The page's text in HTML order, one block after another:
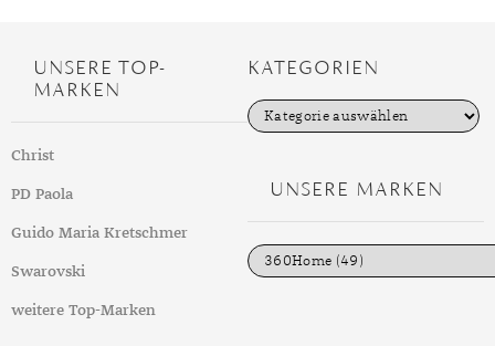
UNSERE TOP-
MARKEN
Christ
PD Paola
Guido Maria Kretschmer
Swarovski
weitere Top-Marken
KATEGORIEN
K
a
e
n
UNSERE MARKEN